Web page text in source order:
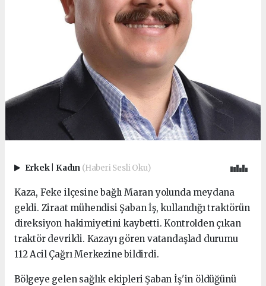
Erkek Kadın (Haberi Sesli Oku)
Kaza, Feke ilçesine bağlı Maran yolunda meydana
geldi. Ziraat mühendisi Şaban İş, kullandığı traktörün
direksiyon hakimiyetini kaybetti. Kontrolden çıkan
traktör devrildi. Kazayı gören vatandaşlad durumu
112 Acil Çağrı Merkezine bildirdi.
Bölgeye gelen sağlık ekipleri Şaban İş'in öldüğünü